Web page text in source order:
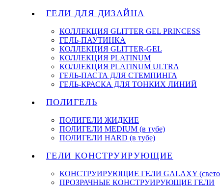
ГЕЛИ ДЛЯ ДИЗАЙНА
КОЛЛЕКЦИЯ GLITTER GEL PRINCESS
ГЕЛЬ-ПАУТИНКА
КОЛЛЕКЦИЯ GLITTER-GEL
КОЛЛЕКЦИЯ PLATINUM
КОЛЛЕКЦИЯ PLATINUM ULTRA
ГЕЛЬ-ПАСТА ДЛЯ СТЕМПИНГА
ГЕЛЬ-КРАСКА ДЛЯ ТОНКИХ ЛИНИЙ
ПОЛИГЕЛЬ
ПОЛИГЕЛИ ЖИДКИЕ
ПОЛИГЕЛИ MEDIUM (в тубе)
ПОЛИГЕЛИ HARD (в тубе)
ГЕЛИ КОНСТРУИРУЮЩИЕ
КОНСТРУИРУЮЩИЕ ГЕЛИ GALAXY
ПРОЗРАЧНЫЕ КОНСТРУИРУЮЩИЕ ГЕЛИ